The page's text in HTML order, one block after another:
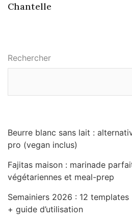
Chantelle
Rechercher
Beurre blanc sans lait :
pro (vegan inclus)
Fajitas maison : marinade
végétariennes et meal-prep
Semainiers 2026 : 12
+ guide d’utilisation